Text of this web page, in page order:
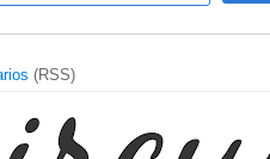
(RSS)